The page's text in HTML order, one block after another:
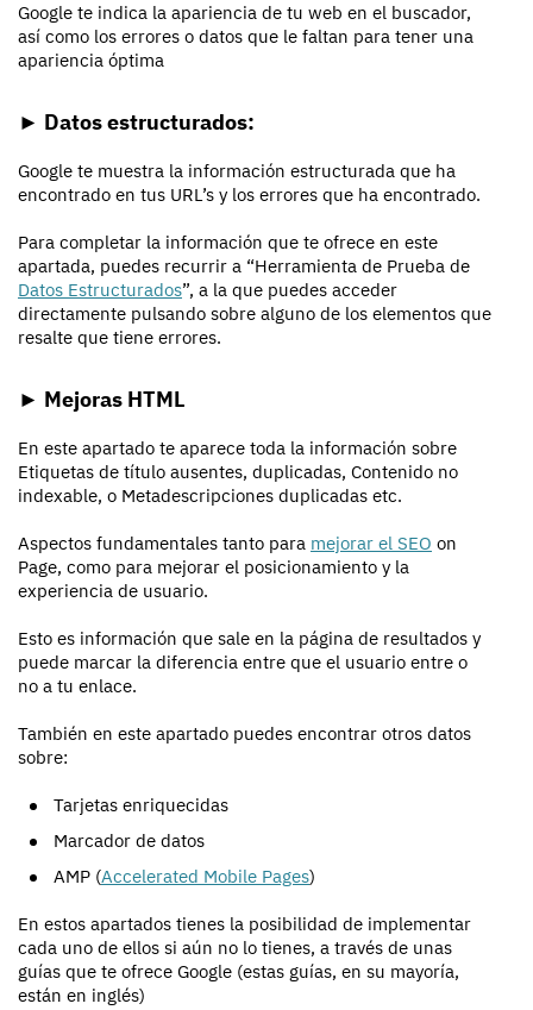
Google te indica la apariencia de tu web en el buscador,
así como los errores o datos que le faltan para tener una
apariencia óptima
► Datos estructurados:
Google te muestra la información estructurada que ha
encontrado en tus URL’s y los errores que ha encontrado.
Para completar la información que te ofrece en este
apartada, puedes recurrir a “Herramienta de Prueba de
Datos Estructurados”, a la que puedes acceder
directamente pulsando sobre alguno de los elementos que
resalte que tiene errores.
► Mejoras HTML
En este apartado te aparece toda la información sobre
Etiquetas de título ausentes, duplicadas, Contenido no
indexable, o Metadescripciones duplicadas etc.
Aspectos fundamentales tanto para mejorar el SEO on
Page, como para mejorar el posicionamiento y la
experiencia de usuario.
Esto es información que sale en la página de resultados y
puede marcar la diferencia entre que el usuario entre o
no a tu enlace.
También en este apartado puedes encontrar otros datos
sobre:
Tarjetas enriquecidas
Marcador de datos
AMP (Accelerated Mobile Pages)
En estos apartados tienes la posibilidad de implementar
cada uno de ellos si aún no lo tienes, a través de unas
guías que te ofrece Google (estas guías, en su mayoría,
están en inglés)